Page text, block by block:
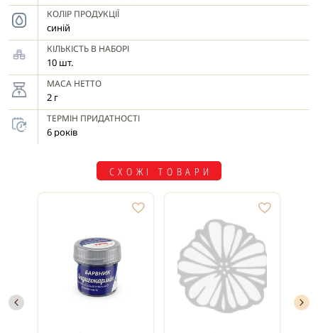
КОЛІР ПРОДУКЦІЇ
синій
КІЛЬКІСТЬ В НАБОРІ
10 шт.
МАСА НЕТТО
2 г
ТЕРМІН ПРИДАТНОСТІ
6 років
СХОЖІ ТОВАРИ